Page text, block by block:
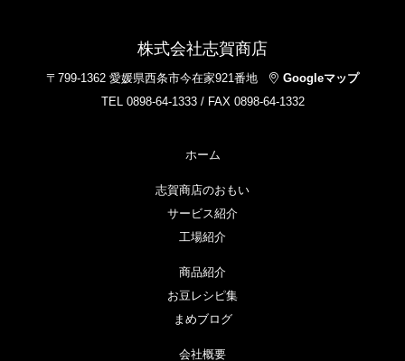
株式会社志賀商店
〒799-1362 愛媛県西条市今在家921番地
Googleマップ
TEL 0898-64-1333 / FAX 0898-64-1332
ホーム
志賀商店のおもい
サービス紹介
工場紹介
商品紹介
お豆レシピ集
まめブログ
会社概要